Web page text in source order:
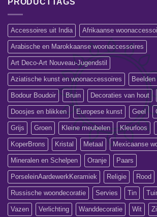
PRODUCTTAGS
Accessoires uit India Afrikaanse
Arabische en Marokkaanse woonaccessoires
Art Deco-Art Nouveau-Jugendstil
Aziatische kunst en woonaccessoires Beelden
Bodour Boudoir Bruin Decoraties van hout
Doosjes en blikken Europese kunst Geel
Grijs Groen Kleine meubelen Kleurloos
KoperBrons Kristal Metaal Mexicaanse
Mineralen en Schelpen Oranje Paars
PorseleinAardewerkKeramiek Religie Rood
Russische woondecoratie Servies Tin
Vazen Verlichting Wanddecoratie Wit